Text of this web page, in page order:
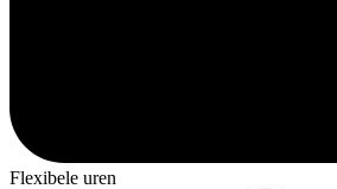
Flexibele uren